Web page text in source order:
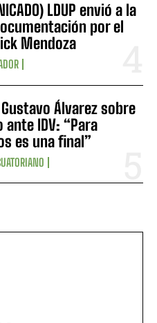
LDUP envió a la
por el
Mendoza
Gustavo Álvarez sobre
ante IDV: “Para
es una final”